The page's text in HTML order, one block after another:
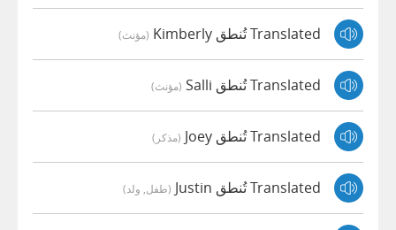
Translated تُنطق Kimberly (مؤنث)
Translated تُنطق Salli (مؤنث)
Translated تُنطق Joey (مذكر)
Translated تُنطق Justin (طفل, ولد)